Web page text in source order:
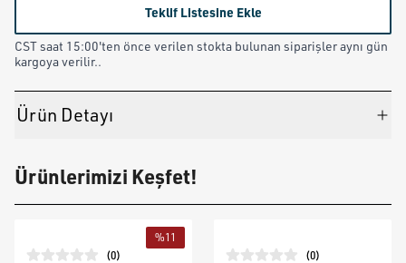
Teklif Listesine Ekle
CST saat 15:00'ten önce verilen stokta bulunan siparişler aynı gün
kargoya verilir..
Ürün Detayı
Ürünlerimizi Keşfet!
%11
(0) (0)